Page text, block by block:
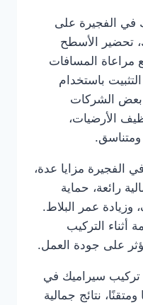
في الفجيرة على
تحضير الأسطح
مراعاة المسافات
باستخدام
بعض الشركات
الأرضيات،
ومتناسق.
الفجيرة مزايا عدة،
رائعة، حماية
وزيادة عمر البلاط.
أثناء التركيب
على جودة العمل.
تركيب سيراميك في
نتائج جمالية